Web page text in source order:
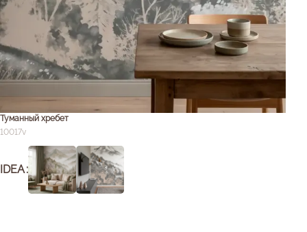
Туманный хребет
10017v
IDEA